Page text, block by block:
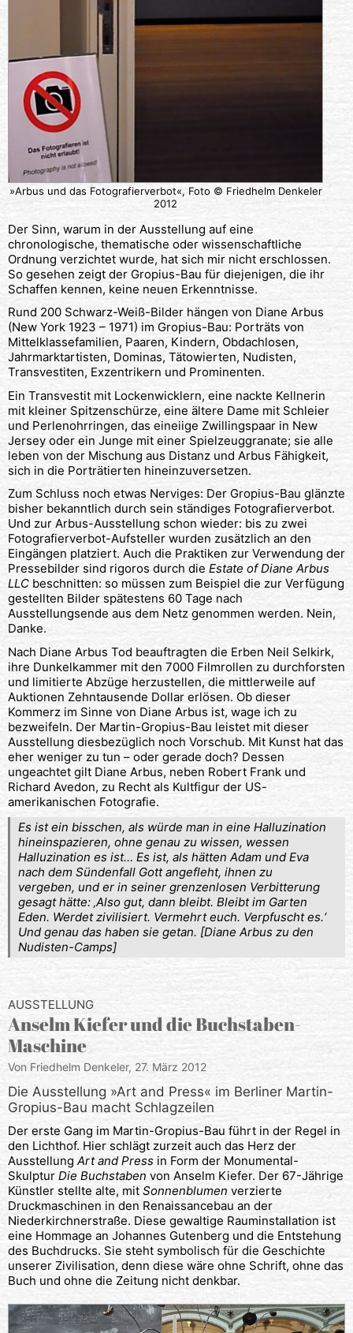
»Arbus und das Fotografierverbot«, Foto © Friedhelm Denkeler
2012
Der Sinn, warum in der Ausstellung auf eine
chronologische, thematische oder wissenschaftliche
Ordnung verzichtet wurde, hat sich mir nicht erschlossen.
So gesehen zeigt der Gropius-Bau für diejenigen, die ihr
Schaffen kennen, keine neuen Erkenntnisse.
Rund 200 Schwarz-Weiß-Bilder hängen von Diane Arbus
(New York 1923 – 1971) im Gropius-Bau: Porträts von
Mittelklassefamilien, Paaren, Kindern, Obdachlosen,
Jahrmarktartisten, Dominas, Tätowierten, Nudisten,
Transvestiten, Exzentrikern und Prominenten.
Ein Transvestit mit Lockenwicklern, eine nackte Kellnerin
mit kleiner Spitzenschürze, eine ältere Dame mit Schleier
und Perlenohrringen, das eineiige Zwillingspaar in New
Jersey oder ein Junge mit einer Spielzeuggranate; sie alle
leben von der Mischung aus Distanz und Arbus Fähigkeit,
sich in die Porträtierten hineinzuversetzen.
Zum Schluss noch etwas Nerviges: Der Gropius-Bau glänzte
bisher bekanntlich durch sein ständiges Fotografierverbot.
Und zur Arbus-Ausstellung schon wieder: bis zu zwei
Fotografierverbot-Aufsteller wurden zusätzlich an den
Eingängen platziert. Auch die Praktiken zur Verwendung der
Pressebilder sind rigoros durch die Estate of Diane Arbus
LLC beschnitten: so müssen zum Beispiel die zur Verfügung
gestellten Bilder spätestens 60 Tage nach
Ausstellungsende aus dem Netz genommen werden. Nein,
Danke.
Nach Diane Arbus Tod beauftragten die Erben Neil Selkirk,
ihre Dunkelkammer mit den 7000 Filmrollen zu durchforsten
und limitierte Abzüge herzustellen, die mittlerweile auf
Auktionen Zehntausende Dollar erlösen. Ob dieser
Kommerz im Sinne von Diane Arbus ist, wage ich zu
bezweifeln. Der Martin-Gropius-Bau leistet mit dieser
Ausstellung diesbezüglich noch Vorschub. Mit Kunst hat das
eher weniger zu tun – oder gerade doch? Dessen
ungeachtet gilt Diane Arbus, neben Robert Frank und
Richard Avedon, zu Recht als Kultfigur der US-
amerikanischen Fotografie.
Es ist ein bisschen, als würde man in eine Halluzination
hineinspazieren, ohne genau zu wissen, wessen
Halluzination es ist… Es ist, als hätten Adam und Eva
nach dem Sündenfall Gott angefleht, ihnen zu
vergeben, und er in seiner grenzenlosen Verbitterung
gesagt hätte: ‚Also gut, dann bleibt. Bleibt im Garten
Eden. Werdet zivilisiert. Vermehrt euch. Verpfuscht es.‘
Und genau das haben sie getan. [Diane Arbus zu den
Nudisten-Camps]
AUSSTELLUNG
Anselm Kiefer und die Buchstaben-
Maschine
Von Friedhelm Denkeler, 27. März 2012
Die Ausstellung »Art and Press« im Berliner Martin-
Gropius-Bau macht Schlagzeilen
Der erste Gang im Martin-Gropius-Bau führt in der Regel in
den Lichthof. Hier schlägt zurzeit auch das Herz der
AusstellungArt and Press in Form der Monumental-
Skulptur Die Buchstaben von Anselm Kiefer. Der 67-Jährige
Künstler stellte alte, mit Sonnenblumen verzierte
Druckmaschinen in den Renaissancebau an der
Niederkirchnerstraße. Diese gewaltige Rauminstallation ist
eine Hommage an Johannes Gutenberg und die Entstehung
des Buchdrucks. Sie steht symbolisch für die Geschichte
unserer Zivilisation, denn diese wäre ohne Schrift, ohne das
Buch und ohne die Zeitung nicht denkbar.